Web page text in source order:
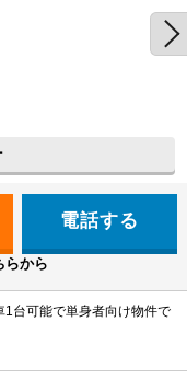
電話する
らから
1台可能で単身者向け物件で